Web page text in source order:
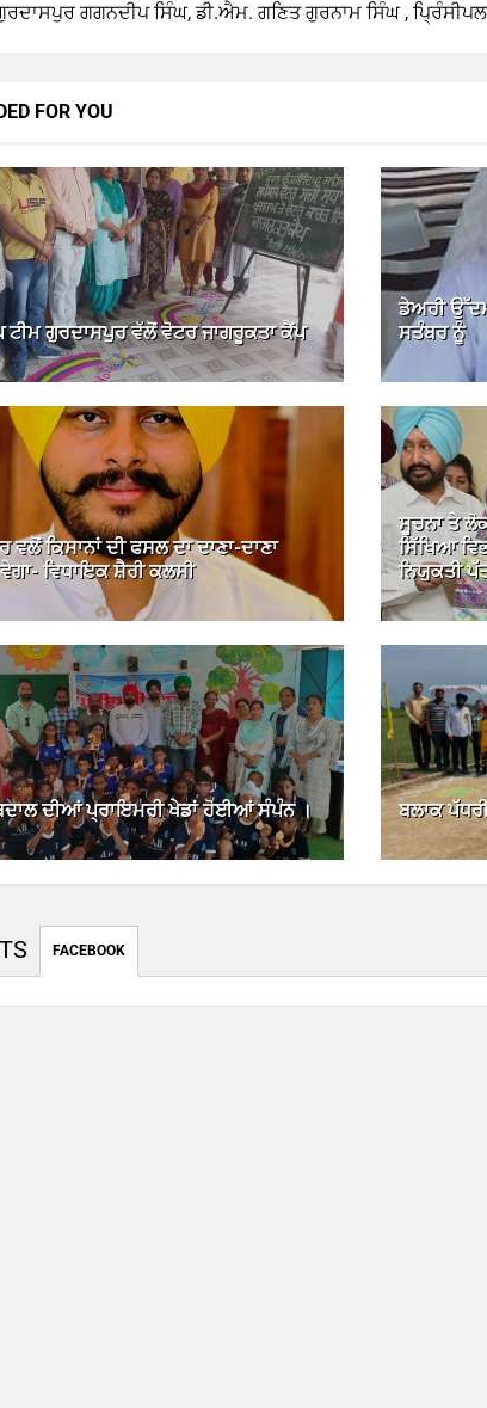
ਗਗਨਦੀਪ ਸਿੰਘ, ਡੀ.ਐਮ. ਗਣਿਤ ਗੁਰਨਾਮ ਸਿੰਘ ,
FOR YOU
ਟੀਮ ਗੁਰਦਾਸਪੁਰ ਵੱਲੋਂ ਵੋਟਰ ਜਾਗਰੂਕਤਾ ਕੈਂਪ
ਡੇਅਰੀ
ਸਤੰਬਰ ਨੂੰ
ਵਲੋਂ ਕਿਸਾਨਾਂ ਦੀ ਫਸਲ ਦਾ ਦਾਣਾ-ਦਾਣਾ
ਵਿਧਾਇਕ ਸ਼ੈਰੀ ਕਲਸੀ
ਸੂਚਨਾ ਤੇ
ਸਿੱਖਿਆ
ਨਿਯੁਕਤੀ
ਦੀਆਂ ਪ੍ਰਾਇਮਰੀ ਖੇਡਾਂ ਹੋਈਆਂ ਸੰਪੰਨ । ਬਲਾਕ
FACEBOOK